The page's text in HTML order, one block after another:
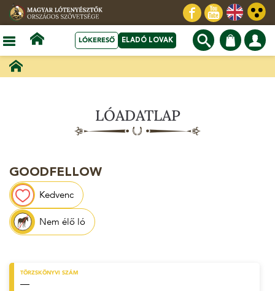
LÓKERESŐ ELADÓ LOVAK
LÓADATLAP
GOODFELLOW
Kedvenc
Nem élő ló
TÖRZSKÖNYVI SZÁM
—